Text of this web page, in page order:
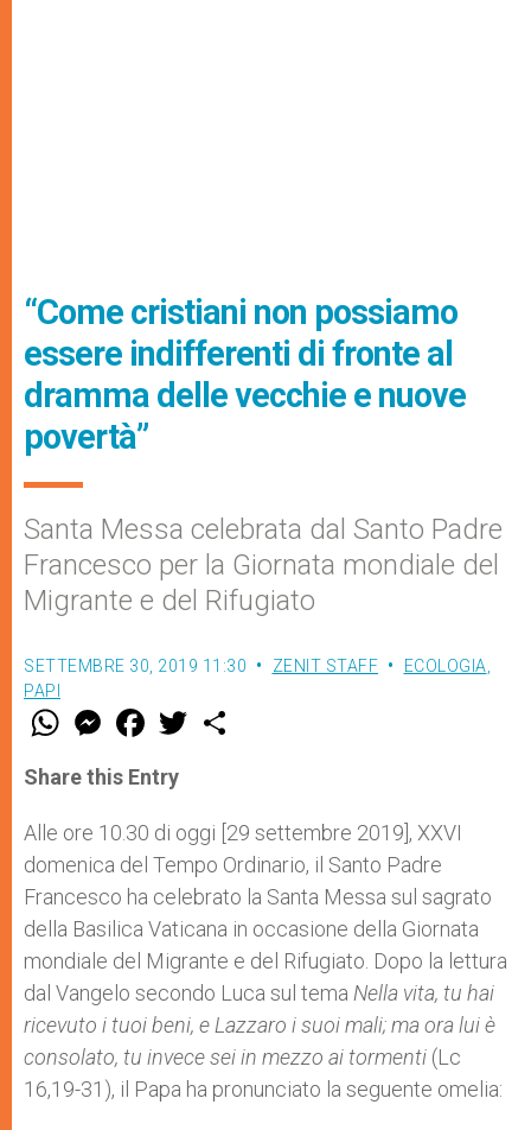
“Come cristiani non possiamo
essere indifferenti di fronte al
dramma delle vecchie e nuove
povertà”
Santa Messa celebrata dal Santo Padre
Francesco per la Giornata mondiale del
Migrante e del Rifugiato
SETTEMBRE 30, 2019 11:30 ZENIT STAFF ECOLOGIA
PAPI
W
t
s
p
p
M
e
s
e
g
e
r
F
a
e
b
o
k
w
r
Share this Entry
Alle ore 10.30 di oggi [29 settembre 2019], XXVI
domenica del Tempo Ordinario, il Santo Padre
Francesco ha celebrato la Santa Messa sul sagrato
della Basilica Vaticana in occasione della Giornata
mondiale del Migrante e del Rifugiato. Dopo la lettura
dal Vangelo secondo Luca sul tema Nella vita, tu hai
ricevuto i tuoi beni, e Lazzaro i suoi mali; ma ora lui è
consolato, tu invece sei in mezzo ai tormenti (Lc
16,19-31), il Papa ha pronunciato la seguente omelia: